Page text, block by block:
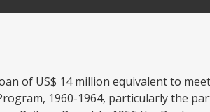
of US$ 14 million equivalent to
1960-1964, particularly the